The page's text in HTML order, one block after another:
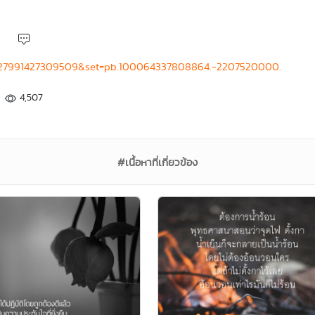
2207520000.
4,507
#เนื้อหาที่เกี่ยวข้อง